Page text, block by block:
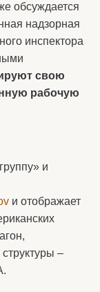
обсуждается
надзорная
инспектора
свою
рабочую
и
и отображает
–